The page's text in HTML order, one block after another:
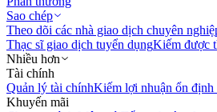
Sao chép
Theo dõi các nhà giao dịch chuyên
Thạc sĩ giao dịch tuyển dụngKiếm được
Nhiều hơn
Tài chính
Quản lý tài chínhKiếm lợi nhuận ổn
Khuyến mãi